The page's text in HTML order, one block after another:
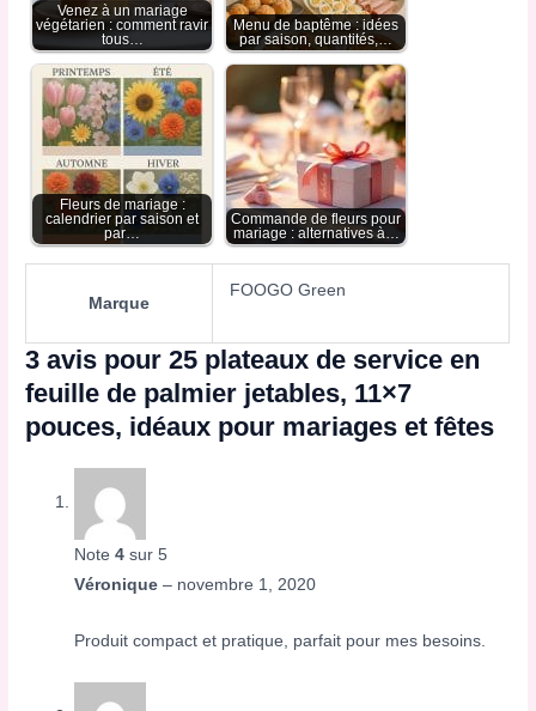
Venez à un mariage
végétarien : comment ravir
tous…
Menu de baptême : idées
par saison, quantités,…
Fleurs de mariage :
calendrier par saison et
par…
Commande de fleurs pour
mariage : alternatives à…
Marque
FOOGO Green
3 avis pour25 plateaux de service en
feuille de palmier jetables, 11×7
pouces, idéaux pour mariages et fêtes
Note4 sur 5
Véronique– novembre 1, 2020
Produit compact et pratique, parfait pour mes besoins.